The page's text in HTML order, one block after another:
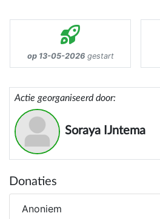
op 13-05-2026gestart
Actie georganiseerd door:
Soraya IJntema
Donaties
Anoniem